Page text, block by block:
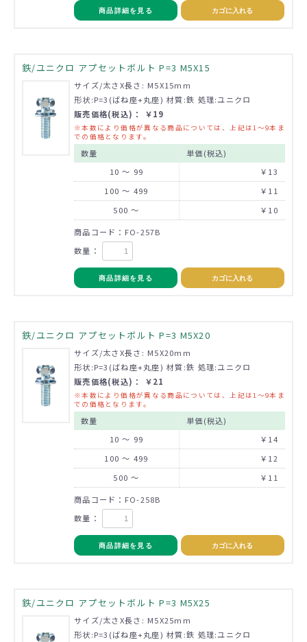
商品詳細を見る カゴに入れる
鉄/ユニクロ アプセットボルト P=3 M5X15
サイズ/太さX長さ: M5X15mm
形状:P=3(ばね座+丸座) 材質:鉄 処理:ユニクロ
販売価格(税込)： ￥19
※本数により価格が異なる商品については、上記は1～9本ま
での価格となります。
数量
単価(税込)
10 ～ 99
￥13
100 ～ 499
￥11
500 ～
￥10
商品コード：FO-257B
数量：
商品詳細を見る カゴに入れる
鉄/ユニクロ アプセットボルト P=3 M5X20
サイズ/太さX長さ: M5X20mm
形状:P=3(ばね座+丸座) 材質:鉄 処理:ユニクロ
販売価格(税込)： ￥21
※本数により価格が異なる商品については、上記は1～9本ま
での価格となります。
数量
単価(税込)
10 ～ 99
￥14
100 ～ 499
￥12
500 ～
￥11
商品コード：FO-258B
数量：
商品詳細を見る カゴに入れる
鉄/ユニクロ アプセットボルト P=3 M5X25
サイズ/太さX長さ: M5X25mm
形状:P=3(ばね座+丸座) 材質:鉄 処理:ユニクロ